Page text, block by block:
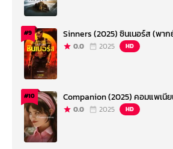
#9 Sinners (2025) ซินเนอร์ส (พาก
0.0 2025 HD
#10 Companion (2025) คอมแพเนี
0.0 2025 HD